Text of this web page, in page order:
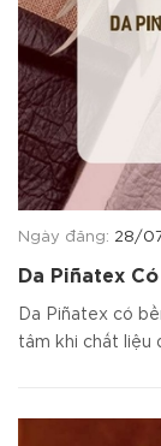
Ngày đăng: 28/
Da Piñatex
Chất Liệu
Da Piñatex có
tâm khi chất liệu